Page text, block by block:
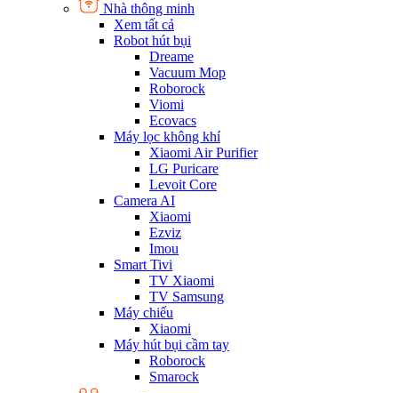
Nhà thông minh
Xem tất cả
Robot hút bụi
Dreame
Vacuum Mop
Roborock
Viomi
Ecovacs
Máy lọc không khí
Xiaomi Air Purifier
LG Puricare
Levoit Core
Camera AI
Xiaomi
Ezviz
Imou
Smart Tivi
TV Xiaomi
TV Samsung
Máy chiếu
Xiaomi
Máy hút bụi cầm tay
Roborock
Smarock